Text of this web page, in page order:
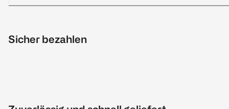
Sicher bezahlen